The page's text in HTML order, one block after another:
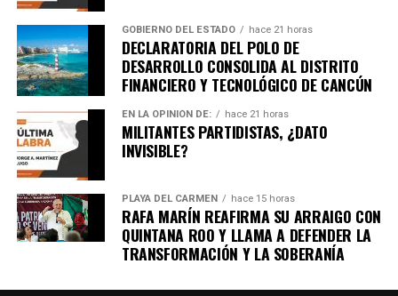
GOBIERNO DEL ESTADO hace 21 horas
DECLARATORIA DEL POLO DE
DESARROLLO CONSOLIDA AL DISTRITO
FINANCIERO Y TECNOLÓGICO DE CANCÚN
EN LA OPINIÓN DE: hace 21 horas
MILITANTES PARTIDISTAS, ¿DATO
INVISIBLE?
PLAYA DEL CARMEN hace 15 horas
RAFA MARÍN REAFIRMA SU ARRAIGO CON
QUINTANA ROO Y LLAMA A DEFENDER LA
TRANSFORMACIÓN Y LA SOBERANÍA